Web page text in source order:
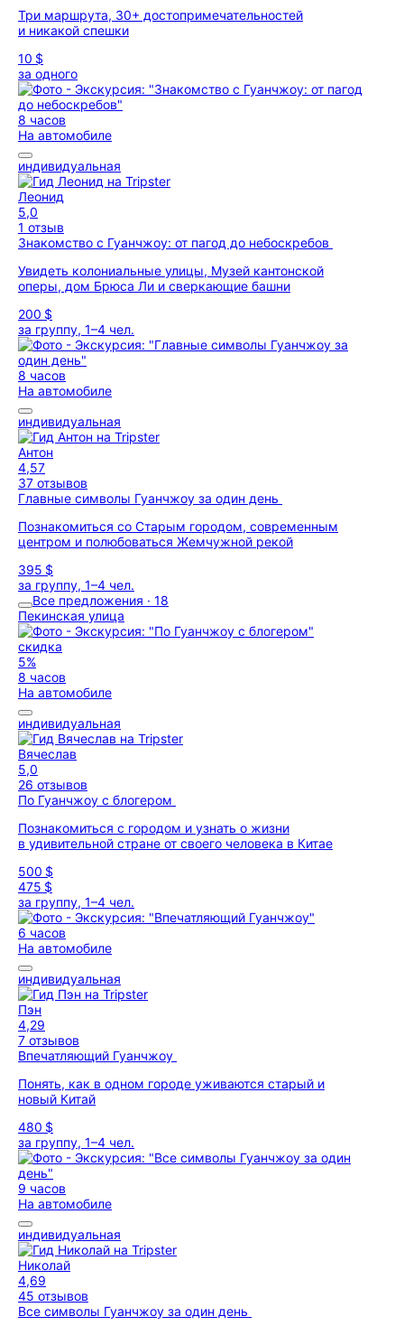
Три маршрута, 30+ достопримечательностей
и никакой спешки
10 $
за одного
8 часов
На автомобиле
индивидуальная
Леонид
5,0
1 отзыв
Знакомство с Гуанчжоу: от пагод до небоскребов
Увидеть колониальные улицы, Музей кантонской
оперы, дом Брюса Ли и сверкающие башни
200 $
за группу, 1–4 чел.
8 часов
На автомобиле
индивидуальная
Антон
4,57
37 отзывов
Главные символы Гуанчжоу за один день
Познакомиться со Старым городом, современным
центром и полюбоваться Жемчужной рекой
395 $
за группу, 1–4 чел.
Все предложения · 18
Пекинская улица
скидка
5%
8 часов
На автомобиле
индивидуальная
Вячеслав
5,0
26 отзывов
По Гуанчжоу с блогером
Познакомиться с городом и узнать о жизни
в удивительной стране от своего человека в Китае
500 $
475 $
за группу, 1–4 чел.
6 часов
На автомобиле
индивидуальная
Пэн
4,29
7 отзывов
Впечатляющий Гуанчжоу
Понять, как в одном городе уживаются старый и
новый Китай
480 $
за группу, 1–4 чел.
9 часов
На автомобиле
индивидуальная
Николай
4,69
45 отзывов
Все символы Гуанчжоу за один день